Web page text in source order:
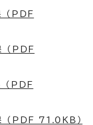
（PDF
（PDF
（PDF
（PDF 71.0KB）